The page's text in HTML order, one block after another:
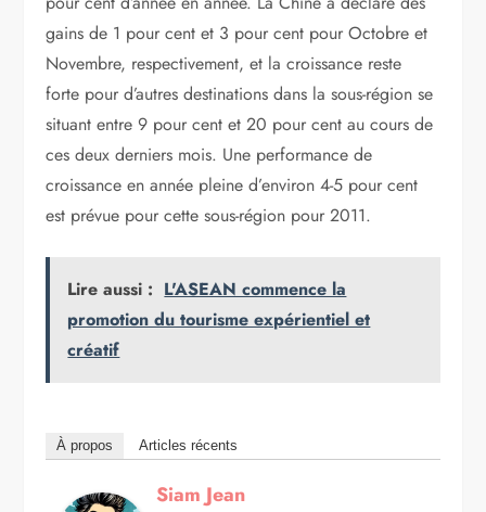
gains de 1 pour cent et 3 pour cent pour Octobre et
Novembre, respectivement, et la croissance reste
forte pour d’autres destinations dans la sous-région se
situant entre 9 pour cent et 20 pour cent au cours de
ces deux derniers mois. Une performance de
croissance en année pleine d’environ 4-5 pour cent
est prévue pour cette sous-région pour 2011.
Lire aussi : L'ASEAN commence la
promotion du tourisme expérientiel et
créatif
À propos Articles récents
Siam Jean